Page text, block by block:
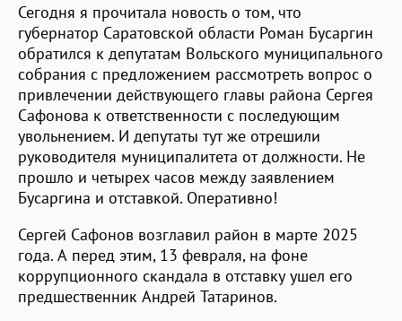
Сегодня я прочитала новость о том, что
губернатор Саратовской области Роман Бусаргин
обратился к депутатам Вольского муниципального
собрания с предложением рассмотреть вопрос о
привлечении действующего главы района Сергея
Сафонова к ответственности с последующим
увольнением. И депутаты тут же отрешили
руководителя муниципалитета от должности. Не
прошло и четырех часов между заявлением
Бусаргина и отставкой. Оперативно!
Сергей Сафонов возглавил район в марте 2025
года. А перед этим, 13 февраля, на фоне
коррупционного скандала в отставку ушел его
предшественник Андрей Татаринов.